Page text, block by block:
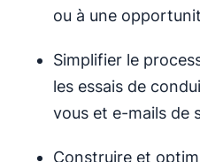
ou à une
Simplifier le
les essais de
vous et e-mails de
Construire et